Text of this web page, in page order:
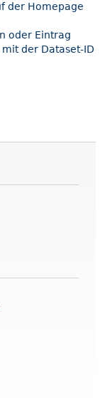
der Homepage
oder Eintrag
der Dataset-ID